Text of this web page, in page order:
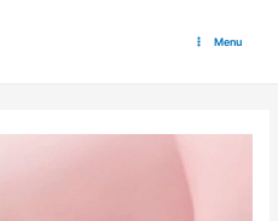
Menu